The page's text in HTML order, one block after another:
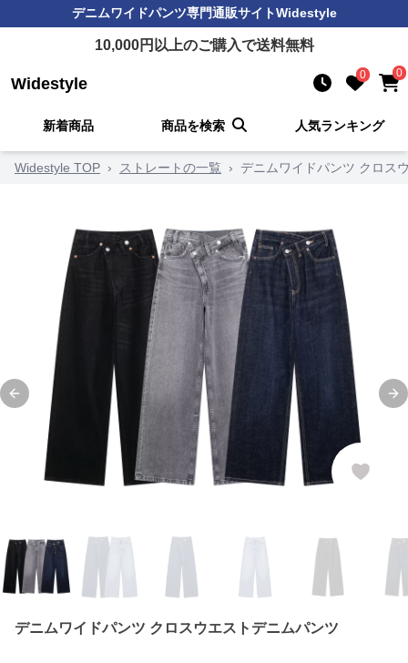
デニムワイドパンツ専門通販サイトWidestyle
10,000円以上のご購入で送料無料
Widestyle 0 0
新着商品 商品を検索 人気ランキング
Widestyle TOP › ストレートの一覧 › デニムワイドパンツ クロス
Previous slide
デニムワイドパンツ クロスウエストデニムパンツ